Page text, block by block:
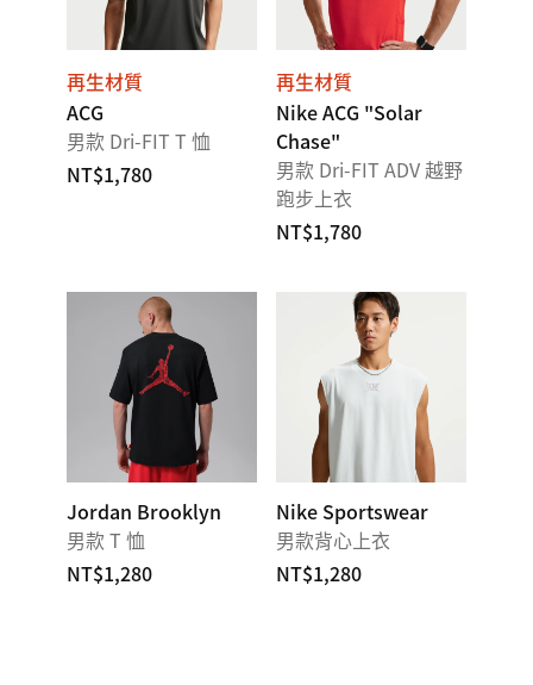
再生材質
ACG
男款 Dri-FIT T 恤
NT$1,780
再生材質
Nike ACG "Solar
Chase"
男款 Dri-FIT ADV 越野
跑步上衣
NT$1,780
Jordan Brooklyn
男款 T 恤
NT$1,280
Nike Sportswear
男款背心上衣
NT$1,280